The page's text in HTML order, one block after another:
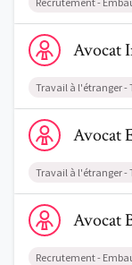
Voir le profil de
Avocat
Travail à l'étranger -
Voir le profil de
Avocat
Travail à l'étranger -
Voir le profil de
Avocat
Recrutement -